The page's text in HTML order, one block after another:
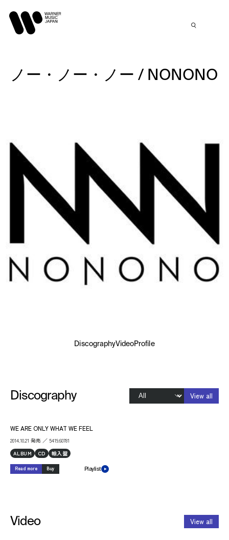
ノー・ノー・ノー / NONONO
DiscographyVideoProfile
Discography View all
WE ARE ONLY WHAT WE FEEL
2014.10.21 発売 ／ 5419.60781
ALBUM
CD 輸入盤
Read more Buy Playlist
Video View all